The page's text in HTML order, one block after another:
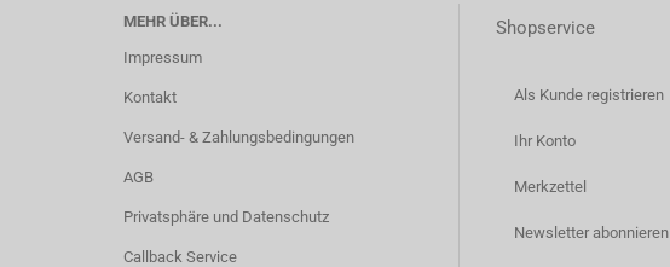
MEHR ÜBER...
Impressum
Kontakt
Versand- & Zahlungsbedingungen
AGB
Privatsphäre und Datenschutz
Callback Service
Shopservice
Als Kunde registrieren
Ihr Konto
Merkzettel
Newsletter abonnieren